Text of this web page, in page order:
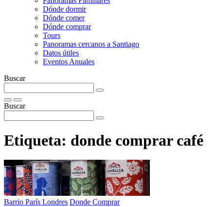
Dónde dormir
Dónde comer
Dónde comprar
Tours
Panoramas cercanos a Santiago
Datos útiles
Eventos Anuales
Buscar
Buscar
Etiqueta: donde comprar café
Barrio París Londres Donde Comprar